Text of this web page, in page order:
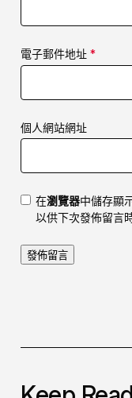
電子郵件地址 *
個人網站網址
在瀏覽器中儲存顯
以供下次發佈留言